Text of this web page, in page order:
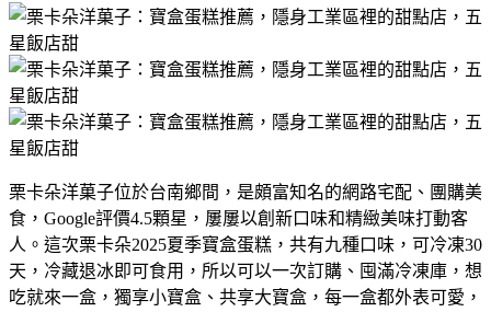
栗卡朵洋菓子位於台南鄉間，是頗富知名的網路宅配、團購美
食，Google評價4.5顆星，屢屢以創新口味和精緻美味打動客
人。這次栗卡朵2025夏季寶盒蛋糕，共有九種口味，可冷凍30
天，冷藏退冰即可食用，所以可以一次訂購、囤滿冷凍庫，想
吃就來一盒，獨享小寶盒、共享大寶盒，每一盒都外表可愛，